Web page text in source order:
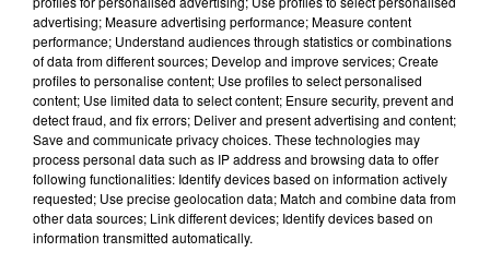
Lecture (4 min 15 sec)
100%
100% Radio les infos du grand Toulouse
advertising; Measure advertising performance; Measure content
performance; Understand audiences through statistics or combinations
of data from different sources; Develop and improve services; Create
profiles to personalise content; Use profiles to select personalised
content; Use limited data to select content; Ensure security, prevent and
detect fraud, and fix errors; Deliver and present advertising and content;
Save and communicate privacy choices. These technologies may
process personal data such as IP address and browsing data to offer
following functionalities: Identify devices based on information actively
requested; Use precise geolocation data; Match and combine data from
other data sources; Link different devices; Identify devices based on
information transmitted automatically.